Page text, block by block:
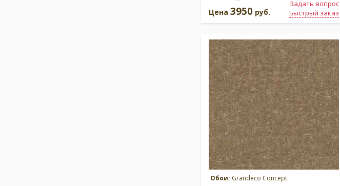
Задать вопрос
Быстрый заказ
Цена 3950 руб.
Обои: Grandeco Concept